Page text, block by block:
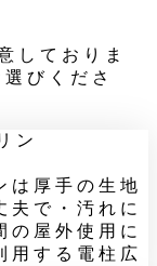
しておりま
びくださ
は厚手の生地
夫で・汚れに
の屋外使用に
用する電柱広